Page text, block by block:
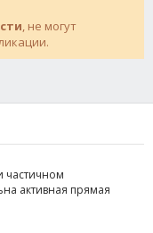
, не могут
частичном
активная прямая